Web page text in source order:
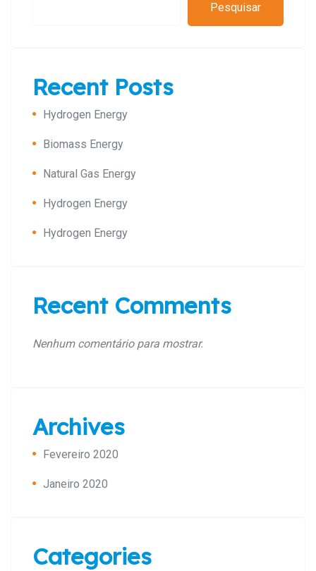
Pesquisar
Recent Posts
Hydrogen Energy
Biomass Energy
Natural Gas Energy
Hydrogen Energy
Hydrogen Energy
Recent Comments
Nenhum comentário para mostrar.
Archives
Fevereiro 2020
Janeiro 2020
Categories